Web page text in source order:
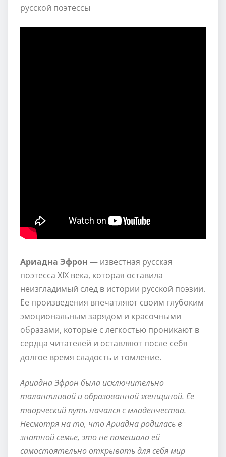
Ариадна Эфрон — известная русская
поэтесса XIX века, которая оставила
неизгладимый след в истории русской поэзии.
Ее произведения впечатляют своим глубоким
эмоциональным зарядом и красочными
образами, которые с легкостью проникают в
сердца читателей и оставляют после себя
долгое время сладость и томление.
Ариадна Эфрон была исключительно
талантливой и образованной женщиной. Ее
творческий путь начался с младенчества.
Несмотря на то, что Ариадна родилась в
знатной семье, это не помешало ей
самостоятельно открывать для себя мир